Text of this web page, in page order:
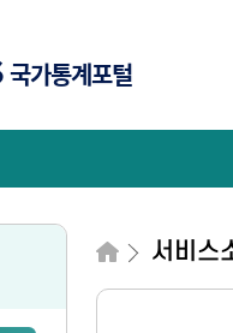
국가통계포털
서비스